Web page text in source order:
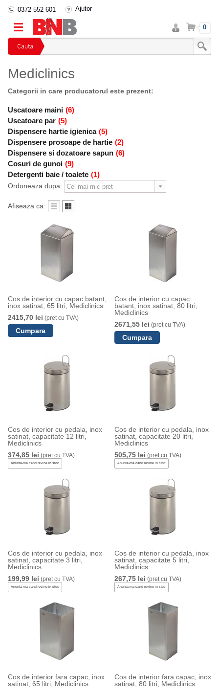
Cauta
0372 552 601 Ajutor
Intra
in
cont
Cos 0
Mediclinics
Categorii in care producatorul este prezent:
Uscatoare maini (6)
Uscatoare par (5)
Dispensere hartie igienica (5)
Dispensere prosoape de hartie (2)
Dispensere si dozatoare sapun (6)
Cosuri de gunoi (9)
Detergenti baie / toalete (1)
Ordoneaza dupa:
Afiseaza ca:
Cos de interior cu capac batant,
inox satinat, 65 litri, Mediclinics
2415,70 lei (pret cu TVA)
Cos de interior cu capac
batant, inox satinat, 80 litri,
Mediclinics
2671,55 lei (pret cu TVA)
Cos de interior cu pedala, inox
satinat, capacitate 12 litri,
Mediclinics
374,85 lei (pret cu TVA)
Anunta-ma cand revine in stoc
Cos de interior cu pedala, inox
satinat, capacitate 20 litri,
Mediclinics
505,75 lei (pret cu TVA)
Anunta-ma cand revine in stoc
Cos de interior cu pedala, inox
satinat, capacitate 3 litri,
Mediclinics
199,99 lei (pret cu TVA)
Anunta-ma cand revine in stoc
Cos de interior cu pedala, inox
satinat, capacitate 5 litri,
Mediclinics
267,75 lei (pret cu TVA)
Anunta-ma cand revine in stoc
Cos de interior fara capac, inox
satinat, 65 litri, Mediclinics
Cos de interior fara capac, inox
satinat, 80 litri, Mediclinics